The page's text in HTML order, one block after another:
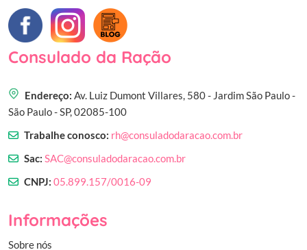
Consulado da Ração
Endereço: Av. Luiz Dumont Villares, 580 - Jardim São Paulo -
São Paulo - SP, 02085-100
Trabalhe conosco: rh@consuladodaracao.com.br
Sac: SAC@consuladodaracao.com.br
CNPJ: 05.899.157/0016-09
Informações
Sobre nós